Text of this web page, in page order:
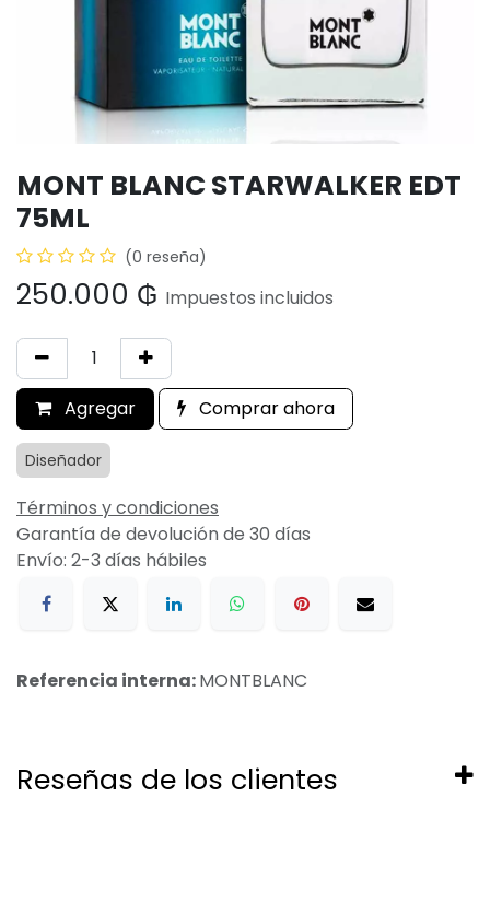
MONT BLANC STARWALKER EDT
75ML
(0 reseña)
250.000 ₲ Impuestos incluidos
Agregar Comprar ahora
Diseñador
Términos y condiciones
Garantía de devolución de 30 días
Envío: 2-3 días hábiles
Referencia interna:MONTBLANC
Reseñas de los clientes